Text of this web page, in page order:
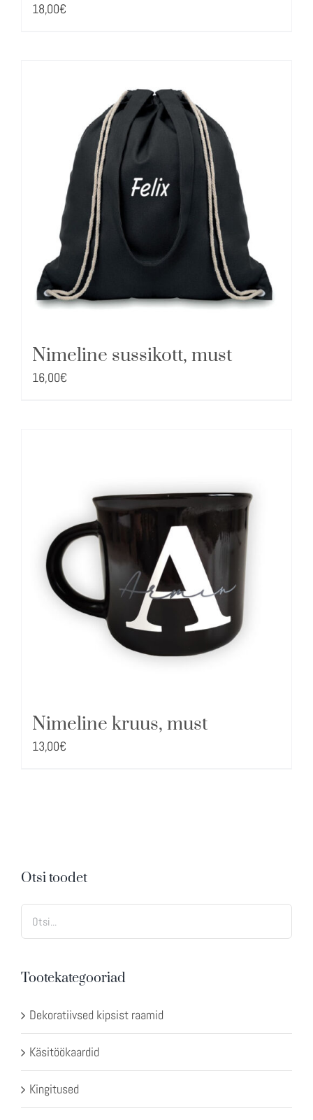
18,00€
Nimeline sussikott, must
16,00€
Nimeline kruus, must
13,00€
Otsi toodet
Tootekategooriad
Dekoratiivsed kipsist raamid
Käsitöökaardid
Kingitused